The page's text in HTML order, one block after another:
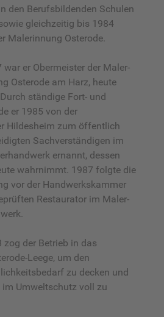
den Berufsbildenden Schulen
gleichzeitig bis 1984
Malerinnung Osterode.
er Obermeister der Maler-
Osterode am Harz, heute
ständige Fort- und
er 1985 von der
Hildesheim zum öffentlich
Sachverständigen im
ernannt, dessen
wahrnimmt. 1987 folgte die
vor der Handwerkskammer
Restaurator im Maler-
zog der Betrieb in das
Leege, um den
zu decken und
Umweltschutz voll zu